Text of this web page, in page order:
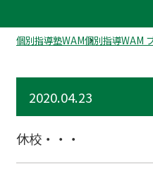
個別指導塾WAM個別指導WAM
2020.04.23
休校・・・